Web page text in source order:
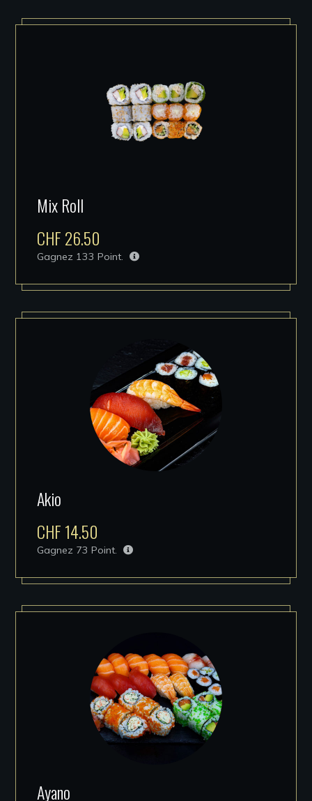
Mix Roll
CHF26.50
Gagnez 133 Point.
Akio
CHF14.50
Gagnez 73 Point.
Ayano